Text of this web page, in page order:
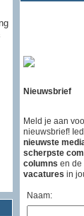
Nieuwsbrief
Meld je aan
nieuwsbrief!
nieuwste
scherpste
columns en de
vacatures in
Naam: